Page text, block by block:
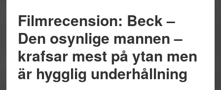
Filmrecension: Beck –
Den osynlige mannen –
krafsar mest på ytan men
är hygglig underhållning